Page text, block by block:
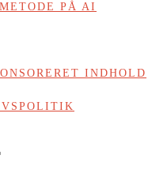
PÅ AI
INDHOLD